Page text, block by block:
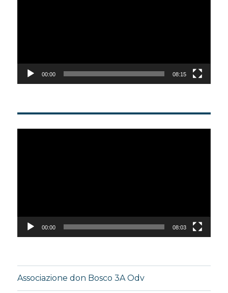
00:00 08:15
00:00 08:03
Associazione don Bosco 3A Odv